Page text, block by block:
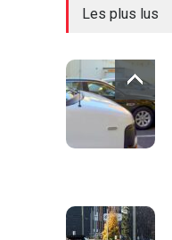
Les plus lus